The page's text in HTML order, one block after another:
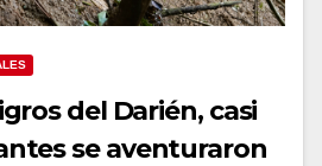
del Darién, casi
se aventuraron